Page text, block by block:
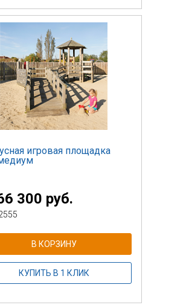
игровая площадка
300 руб.
В КОРЗИНУ
КУПИТЬ В 1 КЛИК